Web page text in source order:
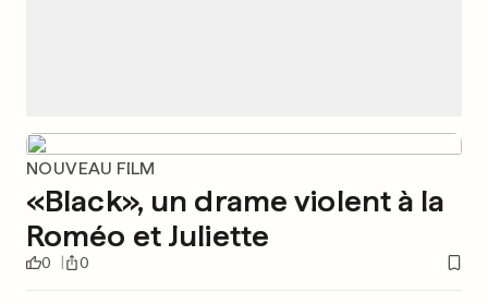
NOUVEAU FILM
«Black», un drame violent à la
Roméo et Juliette
0 0